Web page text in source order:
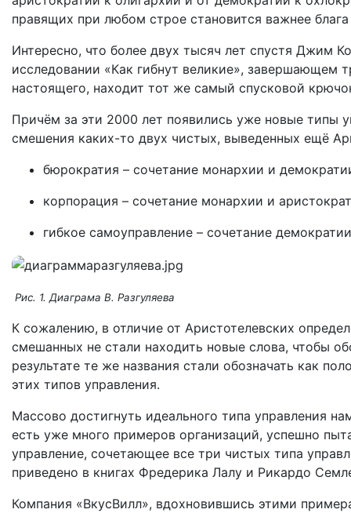
правящих при любом строе становится важнее
Интересно, что более двух тысяч лет спустя Джим
исследовании «Как гибнут великие», завершающем
настоящего, находит тот же самый спусковой
Причём за эти 2000 лет появились уже новые типы
смешения каких-то двух чистых, выведенных ещё
бюрократия – сочетание монархии и
корпорация – сочетание монархии и
гибкое самоуправление – сочетание
Рис. 1. Диаграма В. Разгуляева
К сожалению, в отличие от Аристотелевских
смешанных не стали находить новые слова, чтобы
результате те же названия стали обозначать как
этих типов управления.
Массово достигнуть идеального типа управления
есть уже много примеров организаций, успешно
управление, сочетающее все три чистых типа
приведено в книгах Фредерика Лалу и Рикардо
Компания «ВкусВилл», вдохновившись этими